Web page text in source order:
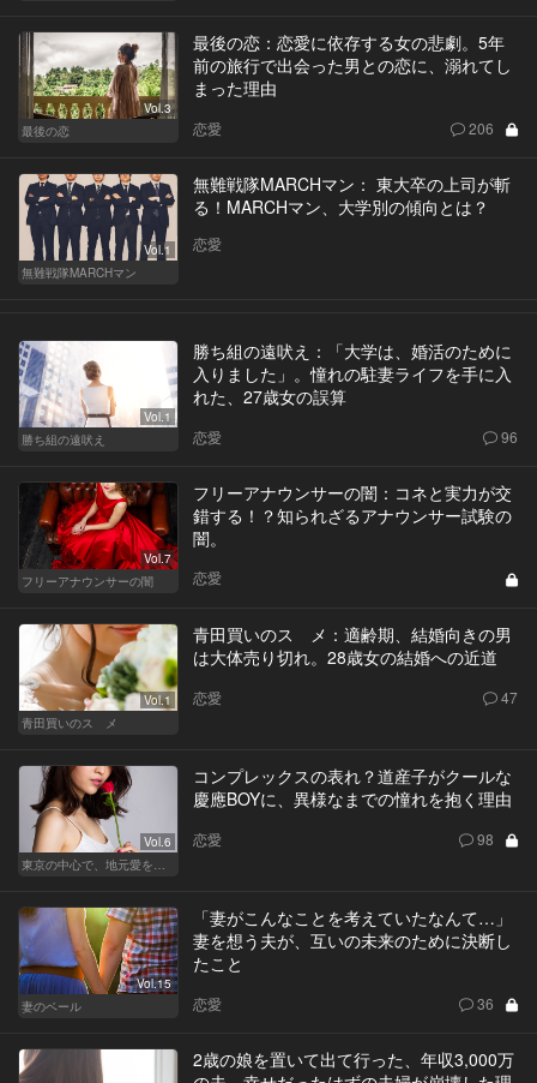
Vol.3
最後の恋
最後の恋：恋愛に依存する女の悲劇。5年
前の旅行で出会った男との恋に、溺れてし
まった理由
恋愛 206
Vol.1
無難戦隊MARCHマン
無難戦隊MARCHマン： 東大卒の上司が斬
る！MARCHマン、大学別の傾向とは？
恋愛
Vol.1
勝ち組の遠吠え
勝ち組の遠吠え：「大学は、婚活のために
入りました」。憧れの駐妻ライフを手に入
れた、27歳女の誤算
恋愛 96
Vol.7
フリーアナウンサーの闇
フリーアナウンサーの闇：コネと実力が交
錯する！？知られざるアナウンサー試験の
闇。
恋愛
Vol.1
青田買いのスゝメ
青田買いのスゝメ：適齢期、結婚向きの男
は大体売り切れ。28歳女の結婚への近道
恋愛 47
Vol.6
東京の中心で、地元愛をさけぶ
コンプレックスの表れ？道産子がクールな
慶應BOYに、異様なまでの憧れを抱く理由
恋愛 98
Vol.15
妻のベール
「妻がこんなことを考えていたなんて…」
妻を想う夫が、互いの未来のために決断し
たこと
恋愛 36
2歳の娘を置いて出て行った、年収3,000万